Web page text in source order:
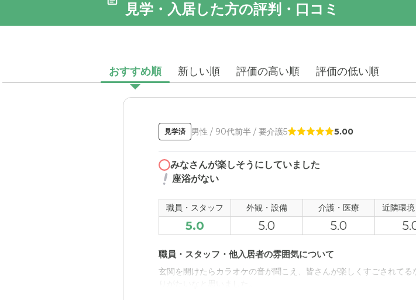
見学・入居した方の評判・口コミ
おすすめ順 新しい順 評価の高い順 評価の低い順
見学済 男性 / 90代前半 / 要介護5 5.00
みなさんが楽しそうにしていました
座浴がない
職員・スタッフ 外観・設備 介護・医療 近隣環
5.0 5.0 5.0
職員・スタッフ・他入居者の雰囲気について
玄関を開けたらカラオケの音が聞こえ、皆さんが楽しくすごされて